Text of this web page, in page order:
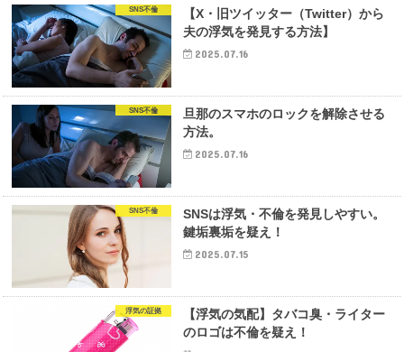
SNS不倫
【X・旧ツイッター（Twitter）から
夫の浮気を発見する方法】
2025.07.16
SNS不倫
旦那のスマホのロックを解除させる
方法。
2025.07.16
SNS不倫
SNSは浮気・不倫を発見しやすい。
鍵垢裏垢を疑え！
2025.07.15
浮気の証拠
【浮気の気配】タバコ臭・ライター
のロゴは不倫を疑え！